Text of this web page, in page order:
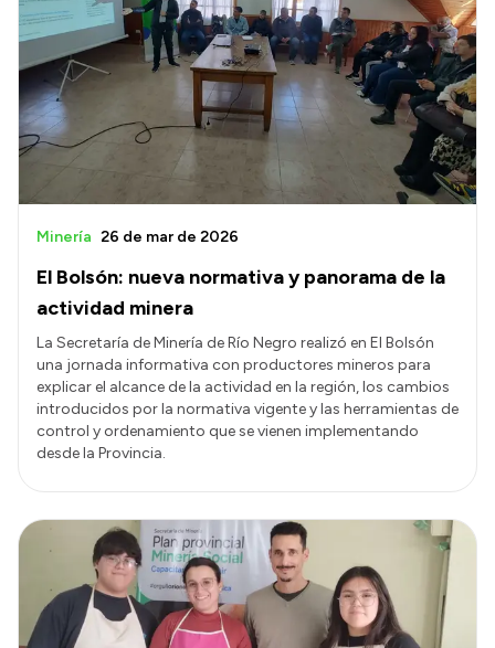
El Bolsón: nueva normativa y panorama de la
actividad minera
Minería 26 de mar de 2026
La Secretaría de Minería de Río Negro realizó en El Bolsón
una jornada informativa con productores mineros para
explicar el alcance de la actividad en la región, los cambios
introducidos por la normativa vigente y las herramientas de
control y ordenamiento que se vienen implementando
desde la Provincia.